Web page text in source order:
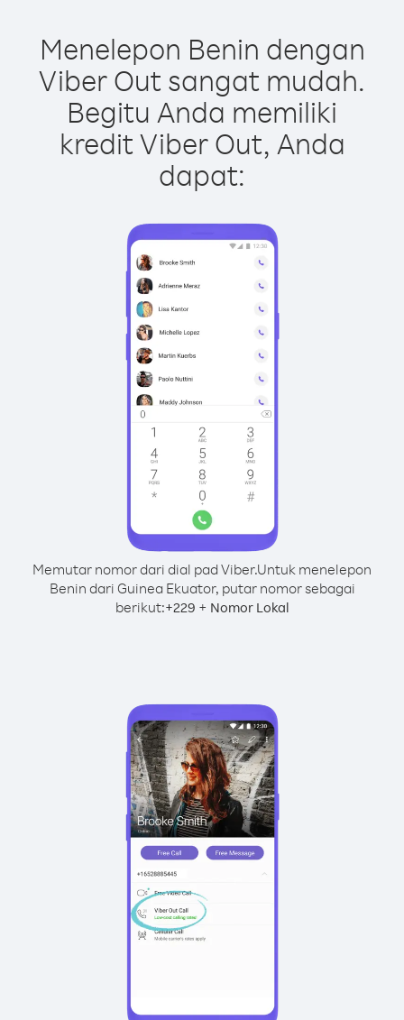
Menelepon Benin dengan
Viber Out sangat mudah.
Begitu Anda memiliki
kredit Viber Out, Anda
dapat:
Memutar nomor dari dial pad Viber.Untuk menelepon
Benin dari Guinea Ekuator, putar nomor sebagai
berikut:+229 + Nomor Lokal